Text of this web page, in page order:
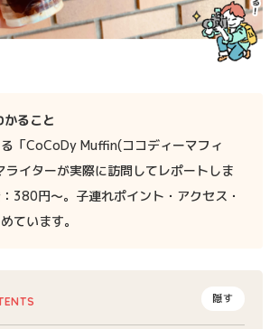
かること
「CoCoDy Muffin(ココディーマフィ
ライターが実際に訪問してレポートしま
380円〜。子連れポイント・アクセス・
ています。
隠す